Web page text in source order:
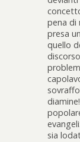
pena di
presa
quello
sia